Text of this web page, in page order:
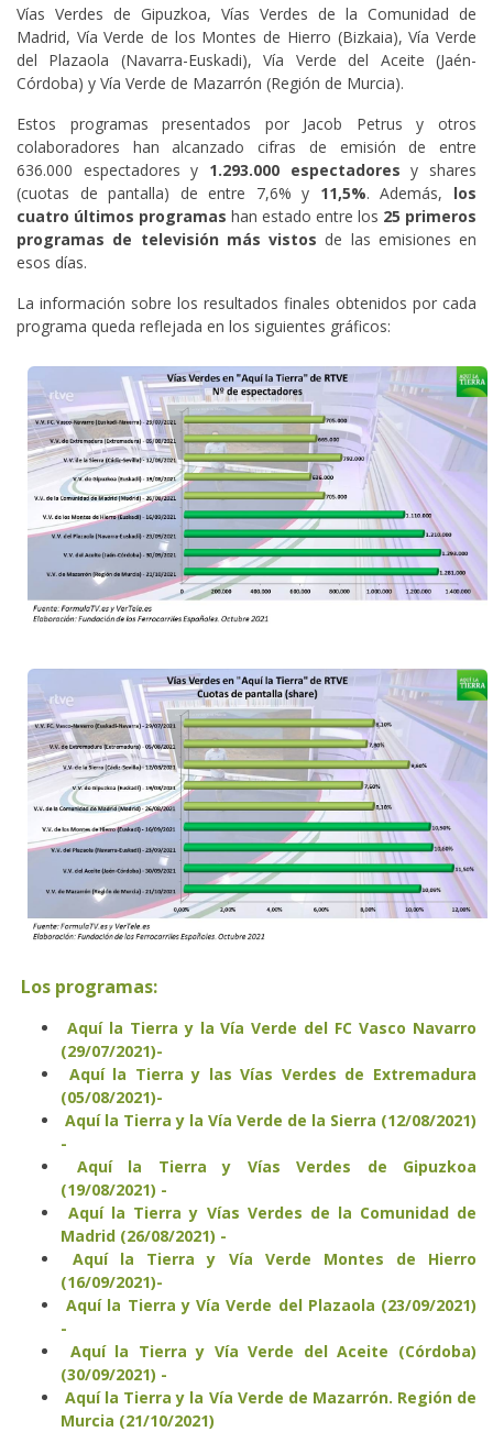
Vías Verdes de Gipuzkoa, Vías Verdes de la Comunidad de
Madrid, Vía Verde de los Montes de Hierro (Bizkaia), Vía Verde
del Plazaola (Navarra-Euskadi), Vía Verde del Aceite (Jaén-
Córdoba) y Vía Verde de Mazarrón (Región de Murcia).
Estos programas presentados por Jacob Petrus y otros
colaboradores han alcanzado cifras de emisión de entre
636.000 espectadores y 1.293.000 espectadoresy shares
(cuotas de pantalla) de entre 7,6% y 11,5%. Además, los
cuatro últimos programas han estado entre los 25 primeros
programas de televisión más vistos de las emisiones en
esos días.
La información sobre los resultados finales obtenidos por cada
programa queda reflejada en los siguientes gráficos:
Los programas:
Aquí la Tierra y la Vía Verde del FC Vasco Navarro
(29/07/2021)-
Aquí la Tierra y las Vías Verdes de Extremadura
(05/08/2021)-
Aquí la Tierra y la Vía Verde de la Sierra (12/08/2021)
-
Aquí la Tierra y Vías Verdes de Gipuzkoa
(19/08/2021) -
Aquí la Tierra y Vías Verdes de la Comunidad de
Madrid (26/08/2021) -
Aquí la Tierra y Vía Verde Montes de Hierro
(16/09/2021)-
Aquí la Tierra y Vía Verde del Plazaola (23/09/2021)
-
Aquí la Tierra y Vía Verde del Aceite (Córdoba)
(30/09/2021) -
Aquí la Tierra y la Vía Verde de Mazarrón. Región de
Murcia (21/10/2021)